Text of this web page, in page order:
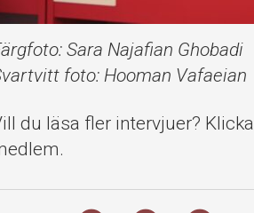
Sara Najafian Ghobadi
foto: Hooman Vafaeian
du läsa fler intervjuer? Klicka